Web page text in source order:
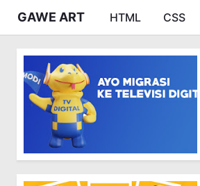
GAWE ART HTML CSS